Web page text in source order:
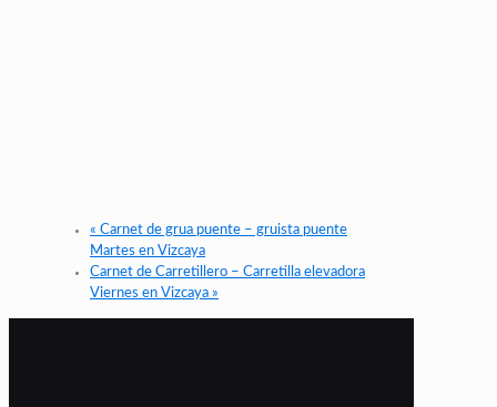
« Carnet de grua puente – gruista puente
Martes en Vizcaya
Carnet de Carretillero – Carretilla elevadora
Viernes en Vizcaya »